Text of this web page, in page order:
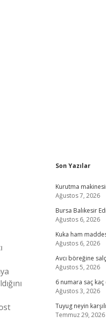
Son Yazılar
Kurutma
Ağustos 7, 2026
Bursa Balıkesir
Ağustos 6, 2026
Kuka ham
Ağustos 6, 2026
Avcı böreğine
Ağustos 5, 2026
6 numara saç kaç
Ağustos 3, 2026
Tuyug neyin
Temmuz 29, 2026